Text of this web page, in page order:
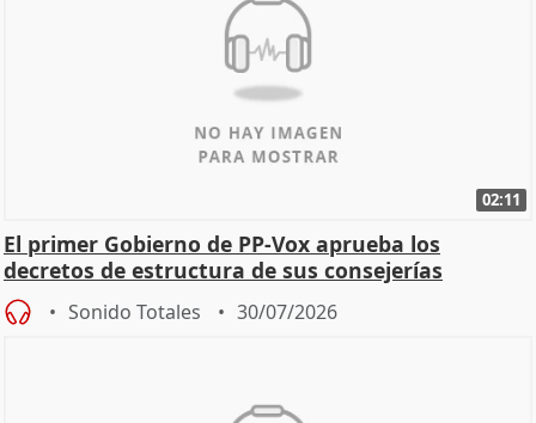
02:11
El primer Gobierno de PP-Vox aprueba los
decretos de estructura de sus consejerías
Sonido Totales 30/07/2026